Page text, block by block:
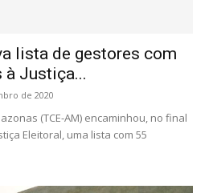
lista de gestores com
à Justiça...
de 2020
(TCE-AM) encaminhou, no final
Eleitoral, uma lista com 55